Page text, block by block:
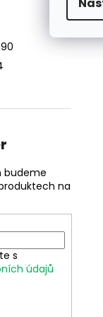
budeme
na
s
údajů